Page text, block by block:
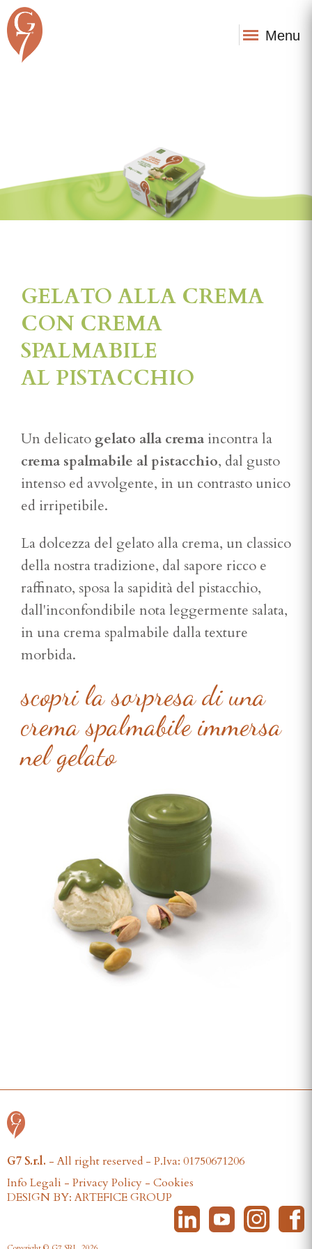
Menu
GELATO ALLA CREMA
CON CREMA
SPALMABILE
AL PISTACCHIO
Un delicato gelato alla crema incontra la
crema spalmabile al pistacchio, dal gusto
intenso ed avvolgente, in un contrasto unico
ed irripetibile.
La dolcezza del gelato alla crema, un classico
della nostra tradizione, dal sapore ricco e
raffinato, sposa la sapidità del pistacchio,
dall'inconfondibile nota leggermente salata,
in una crema spalmabile dalla texture
morbida.
scopri la sorpresa di una
crema spalmabile immersa
nel gelato
G7 S.r.l. - All right reserved - P.Iva: 01750671206
Info Legali - Privacy Policy - Cookies
DESIGN BY: ARTEFICE GROUP